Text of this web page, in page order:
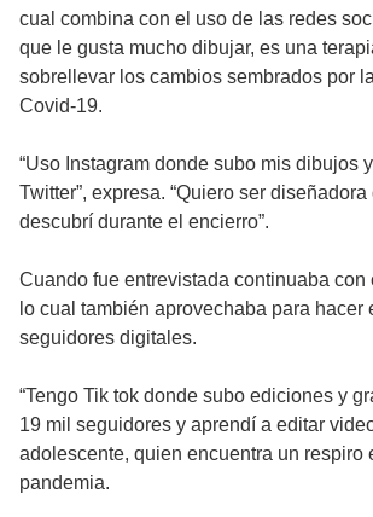
cual combina con el uso de las redes
que le gusta mucho dibujar, es una
sobrellevar los cambios sembrados por
Covid-19.
“Uso Instagram donde subo mis dibujos
Twitter”, expresa. “Quiero ser
descubrí durante el encierro”.
Cuando fue entrevistada continuaba con
lo cual también aprovechaba para hacer
seguidores digitales.
“Tengo Tik tok donde subo ediciones y
19 mil seguidores y aprendí a editar
adolescente, quien encuentra un respiro
pandemia.